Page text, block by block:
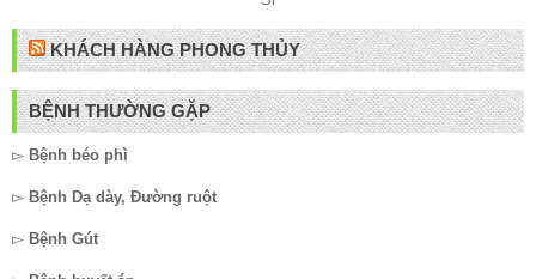
KHÁCH HÀNG PHONG THỦY
BỆNH THƯỜNG GẶP
▻ Bệnh béo phì
▻ Bệnh Dạ dày, Đường ruột
▻ Bệnh Gút